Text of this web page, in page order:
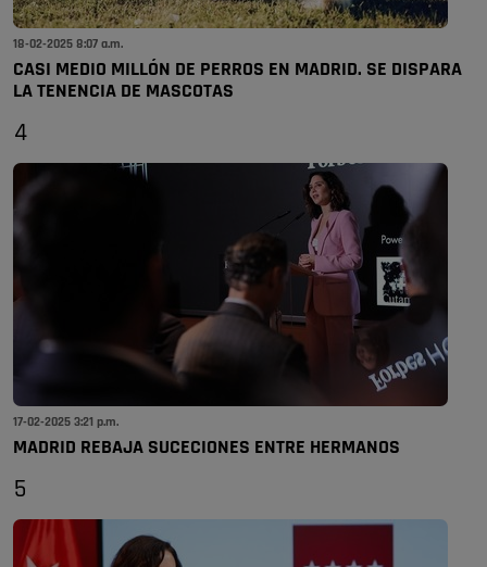
18-02-2025 8:07 a.m.
CASI MEDIO MILLÓN DE PERROS EN MADRID. SE DISPARA
LA TENENCIA DE MASCOTAS
4
17-02-2025 3:21 p.m.
MADRID REBAJA SUCECIONES ENTRE HERMANOS
5